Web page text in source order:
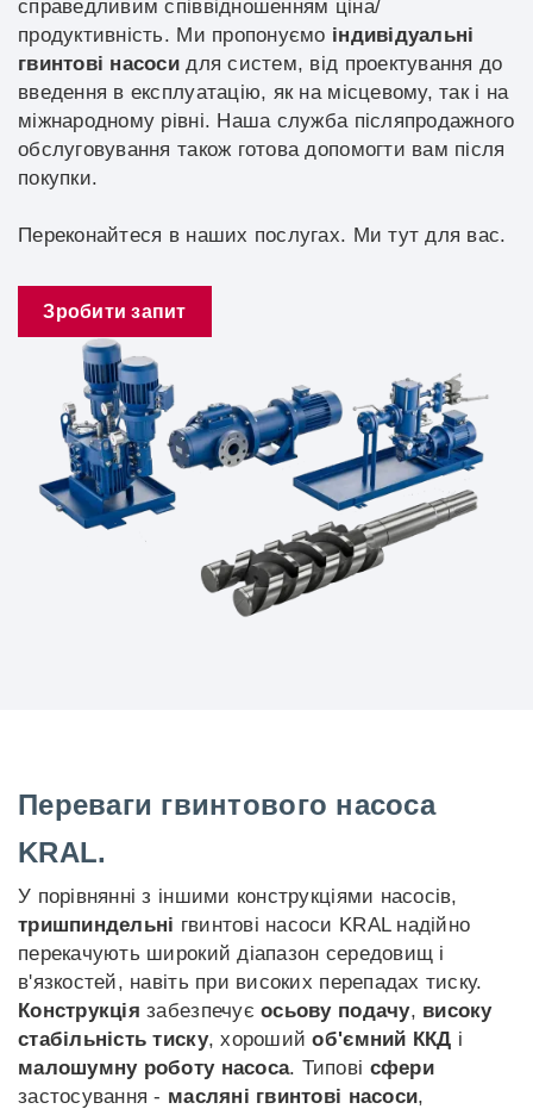
справедливим співвідношенням ціна/
продуктивність. Ми пропонуємо індивідуальні
гвинтові насоси для систем, від проектування до
введення в експлуатацію, як на місцевому, так і на
міжнародному рівні. Наша служба післяпродажного
обслуговування також готова допомогти вам після
покупки.
Переконайтеся в наших послугах. Ми тут для вас.
Зробити запит
Переваги гвинтового насоса
KRAL.
У порівнянні з іншими конструкціями насосів,
тришпиндельні гвинтові насоси KRAL надійно
перекачують широкий діапазон середовищ і
в'язкостей, навіть при високих перепадах тиску.
Конструкція забезпечуєосьову подачу, високу
стабільність тиску, хорошийоб'ємний ККД і
малошумну роботу насоса. Типові сфери
застосування - масляні гвинтові насоси,